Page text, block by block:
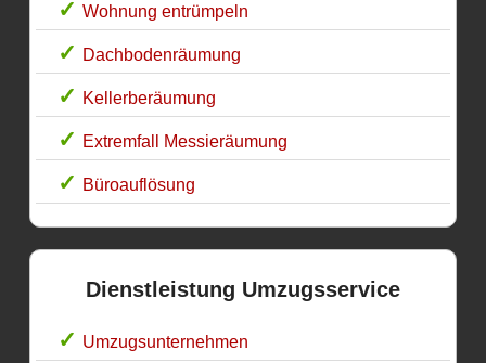
Wohnung entrümpeln
Dachbodenräumung
Kellerberäumung
Extremfall Messieräumung
Büroauflösung
Dienstleistung Umzugsservice
Umzugsunternehmen